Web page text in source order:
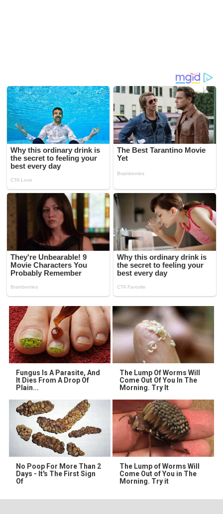
Fungus Is A Parasite, And
It Dies From A Drop Of
Plain...
The Lump Of Worms Will
Come Out Of You In The
Morning. Try It
No Poop For More Than 2
Days - It's The First Sign
Of
The Lump of Worms Will
Come Out of You in The
Morning. Try it